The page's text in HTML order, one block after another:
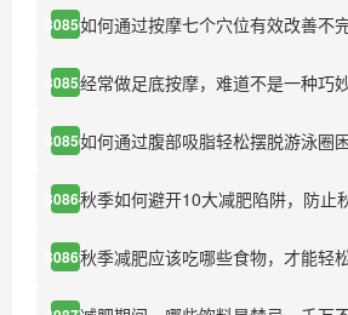
30850如何通过按摩七个穴位有效改善不
30852经常做足底按摩，难道不是一种巧
30856如何通过腹部吸脂轻松摆脱游泳圈
30864秋季如何避开10大减肥陷阱，防止
30869秋季减肥应该吃哪些食物，才能轻